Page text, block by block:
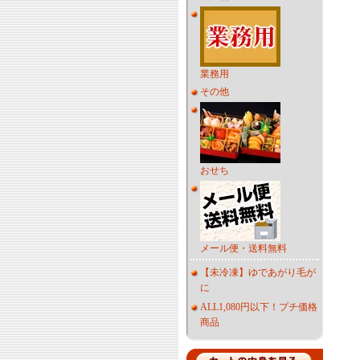
業務用
その他
おせち
メール便・送料無料
【未冷凍】ゆであがり毛が
に
ALL1,080円以下！プチ価格
商品